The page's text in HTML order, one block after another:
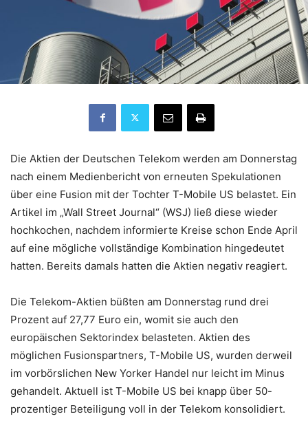
Die Aktien der Deutschen Telekom werden am Donnerstag
nach einem Medienbericht von erneuten Spekulationen
über eine Fusion mit der Tochter T-Mobile US belastet. Ein
Artikel im „Wall Street Journal“ (WSJ) ließ diese wieder
hochkochen, nachdem informierte Kreise schon Ende April
auf eine mögliche vollständige Kombination hingedeutet
hatten. Bereits damals hatten die Aktien negativ reagiert.
Die Telekom-Aktien büßten am Donnerstag rund drei
Prozent auf 27,77 Euro ein, womit sie auch den
europäischen Sektorindex belasteten. Aktien des
möglichen Fusionspartners, T-Mobile US, wurden derweil
im vorbörslichen New Yorker Handel nur leicht im Minus
gehandelt. Aktuell ist T-Mobile US bei knapp über 50-
prozentiger Beteiligung voll in der Telekom konsolidiert.